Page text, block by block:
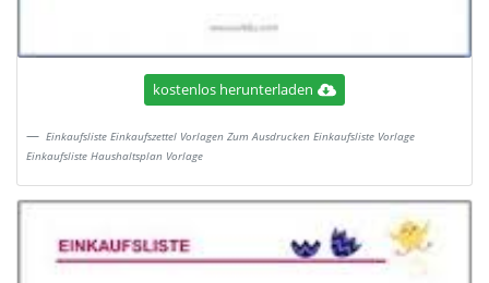
kostenlos herunterladen
Einkaufsliste Einkaufszettel Vorlagen Zum Ausdrucken Einkaufsliste Vorlage
Einkaufsliste Haushaltsplan Vorlage